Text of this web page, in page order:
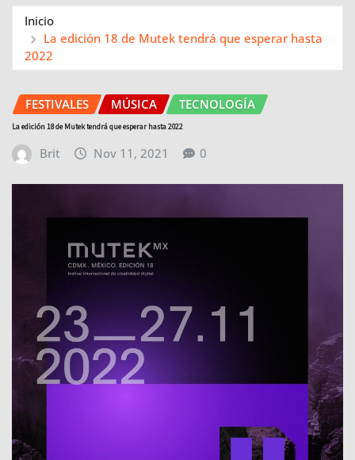
Inicio
La edición 18 de Mutek tendrá que esperar hasta
2022
FESTIVALES MÚSICA TECNOLOGÍA
La edición 18 de Mutek tendrá que esperar hasta 2022
Brit Nov 11, 2021 0